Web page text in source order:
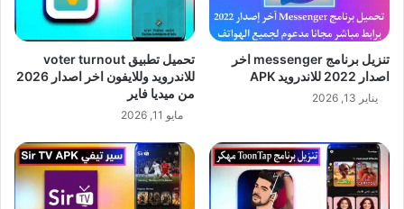
تنزيل برنامج messenger اخر
اصدار 2022 للاندرويد APK
يناير 13, 2026
تحميل تطبيق voter turnout
للاندرويد وللايفون اخر اصدار 2026
من ميديا فاير
مايو 11, 2026